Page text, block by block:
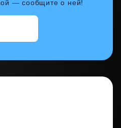
— сообщите о ней!